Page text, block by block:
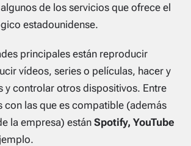
de los servicios que ofrece el
estadounidense.
principales están reproducir
vídeos, series o películas, hacer y
y controlar otros dispositivos. Entre
con las que es compatible (además
la empresa) están Spotify, YouTube